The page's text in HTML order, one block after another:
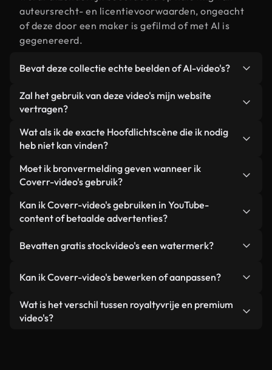
auteursrecht- en licentievoorwaarden, ongeacht
of deze door een maker is gefilmd of met AI is
gegenereerd.
Bevat deze collectie echte beelden of AI-video's?
Beide. Dit is een hybride bibliotheek die bestaat
uit echte, door mensen gefilmde beelden van
video's. Elke video is duidelijk gelabeld, zodat je
altijd weet wat je gebruikt.
Zal het gebruik van deze video's mijn website
vertragen?
Niet als u voor onze geoptimaliseerde versies
kiest. Wij bieden lichtgewicht, webklare formaten
achtergrond. Zo blijft de kwaliteit hoog, worden de
laadtijden geminimaliseerd en worden
statistieken zoals LCP verbeterd.
Wat als ik de exacte Hoofdlichtscène die ik nodig
heb niet kan vinden?
Met Coverr AI Studio maak je direct een video.
Beschrijf de scène – bijvoorbeeld "Hoofdlicht bij
enkele seconden een gepersonaliseerde video die
voldoet aan onze licentievoorwaarden.
Moet ik bronvermelding geven wanneer ik
Coverr-video's gebruik?
Naamsvermelding is niet vereist. Alle video's in
onze stockbibliotheek zijn royaltyvrij en kunnen
hoewel dit altijd op prijs wordt gesteld.
Kan ik Coverr-video's gebruiken in YouTube-
content of betaalde advertenties?
gebruikt in YouTube-video's met advertentie-
advertenties van klanten, zolang je de beelden
een losstaand product.
Bevatten gratis stockvideo's een watermerk?
zijn of door AI gegenereerd – bevat watermerken.
Je krijgt schoon, direct bruikbaar beeldmateriaal.
Kan ik Coverr-video's bewerken of aanpassen?
Ja. Je mag onze video's inkorten, bijsnijden of
remixen. Zorg er wel voor dat het eindproduct
Wat is het verschil tussen royaltyvrije en premium
video's?